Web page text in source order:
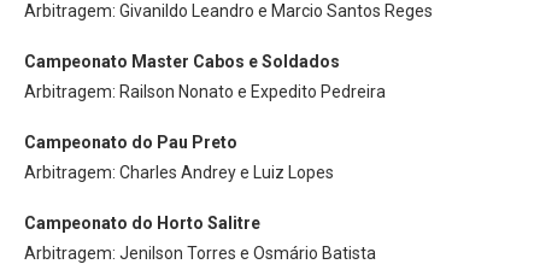
Arbitragem: Givanildo Leandro e Marcio Santos Reges
Campeonato Master Cabos e Soldados
Arbitragem: Railson Nonato e Expedito Pedreira
Campeonato do Pau Preto
Arbitragem: Charles Andrey e Luiz Lopes
Campeonato do Horto Salitre
Arbitragem: Jenilson Torres e Osmário Batista